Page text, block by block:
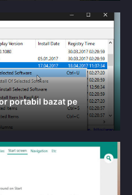
portabil bazat pe